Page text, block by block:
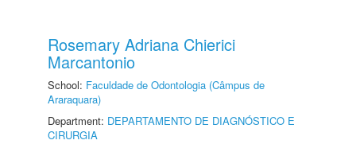
Rosemary Adriana Chierici
Marcantonio
School: Faculdade de Odontologia (Câmpus de
Araraquara)
Department: DEPARTAMENTO DE DIAGNÓSTICO E
CIRURGIA